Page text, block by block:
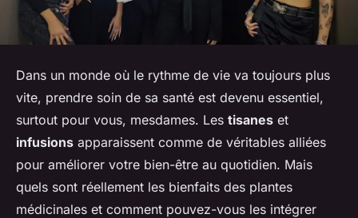
Dans un monde où le rythme de vie va toujours plus
vite, prendre soin de sa santé est devenu essentiel,
surtout pour vous, mesdames. Les tisanes et
infusions apparaissent comme de véritables alliées
pour améliorer votre bien-être au quotidien. Mais
quels sont réellement les bienfaits des plantes
médicinales et comment pouvez-vous les intégrer